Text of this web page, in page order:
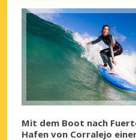
Mit dem Boot nach
Hafen von Corralejo